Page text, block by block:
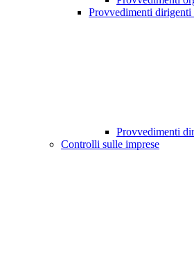
Provvedimenti
Provvedimenti
Controlli sulle imprese